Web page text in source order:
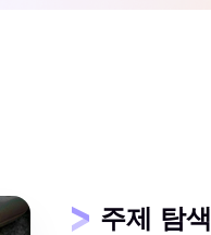
주제 탐색